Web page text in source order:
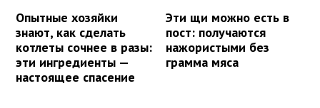
Опытные хозяйки
знают, как сделать
котлеты сочнее в разы:
эти ингредиенты —
настоящее спасение
Эти щи можно есть в
пост: получаются
нажористыми без
грамма мяса